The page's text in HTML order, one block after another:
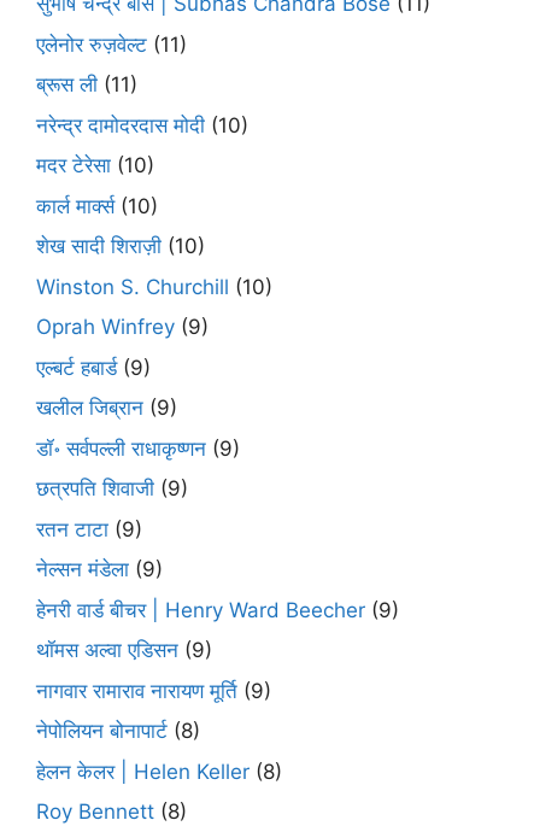
एलेनोर रुज़वेल्ट (11)
ब्रूस ली (11)
नरेन्द्र दामोदरदास मोदी (10)
मदर टेरेसा (10)
कार्ल मार्क्स(10)
शेख सादी शिराज़ी (10)
Winston S. Churchill (10)
Oprah Winfrey (9)
एल्बर्ट हबार्ड(9)
खलील जिब्रान (9)
डॉ॰ सर्वपल्ली राधाकृष्णन (9)
छत्रपति शिवाजी (9)
रतन टाटा (9)
नेल्सन मंडेला (9)
हेनरी वार्ड बीचर | Henry Ward Beecher (9)
थॉमस अल्वा एडिसन (9)
नागवार रामाराव नारायण मूर्ति (9)
नेपोलियन बोनापार्ट (8)
हेलन केलर | Helen Keller (8)
Roy Bennett (8)